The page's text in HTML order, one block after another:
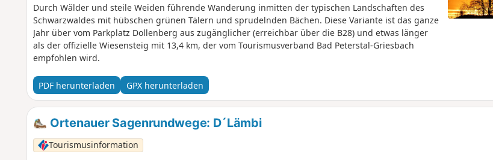
Durch Wälder und steile Weiden führende Wanderung inmitten der typischen Landschaften des
Schwarzwaldes mit hübschen grünen Tälern und sprudelnden Bächen. Diese Variante ist das ganze
Jahr über vom Parkplatz Dollenberg aus zugänglicher (erreichbar über die B28) und etwas länger
als der offizielle Wiesensteig mit 13,4 km, der vom Tourismusverband Bad Peterstal-Griesbach
empfohlen wird.
PDF herunterladen GPX herunterladen
Ortenauer Sagenrundwege: D´Lämbi
Tourismusinformation